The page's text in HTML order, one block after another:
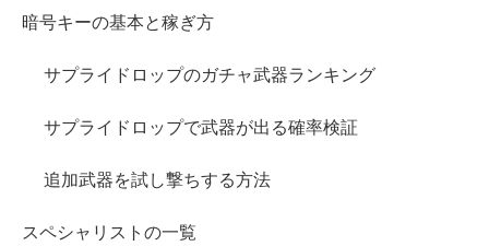
暗号キーの基本と稼ぎ方
サプライドロップのガチャ武器ランキング
サプライドロップで武器が出る確率検証
追加武器を試し撃ちする方法
スペシャリストの一覧